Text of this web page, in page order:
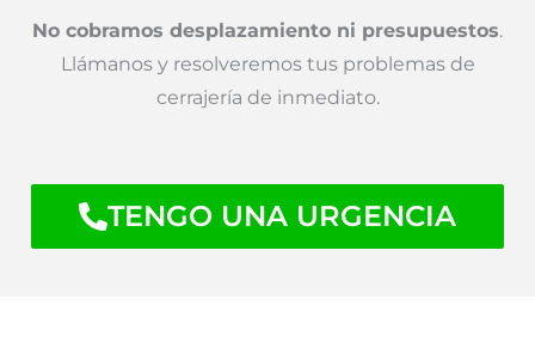
No cobramos desplazamiento ni presupuestos.
Llámanos y resolveremos tus problemas de
cerrajería de inmediato.
TENGO UNA URGENCIA